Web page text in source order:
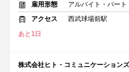
雇用形態
アルバイト・パート
アクセス
西武球場前駅
あと1日
株式会社ヒト・コミュニケーション